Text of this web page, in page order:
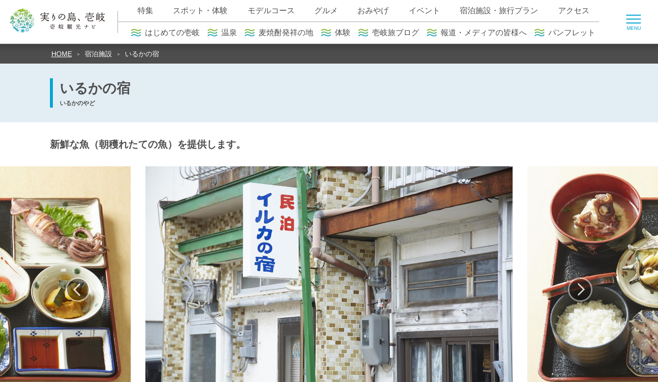
特集 スポット・体験 モデルコース グルメ おみやげ イベント 宿泊施設・旅行プラン アクセス
はじめての壱岐 温泉 麦焼酎発祥の地 体験 壱岐旅ブログ 報道・メディアの皆様へ パンフレット
HOME 宿泊施設 いるかの宿
いるかの宿
いるかのやど
新鮮な魚（朝穫れたての魚）を提供します。